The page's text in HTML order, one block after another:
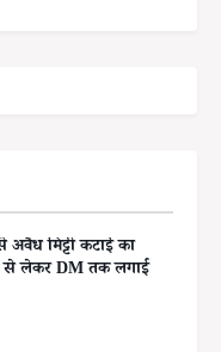
मिट्टी कटाई का
से लेकर DM तक लगाई